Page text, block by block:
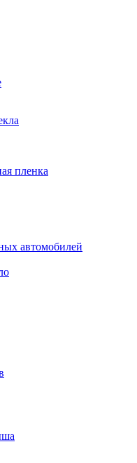
пленка
автомобилей